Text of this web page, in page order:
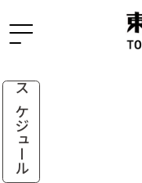
スケジュール